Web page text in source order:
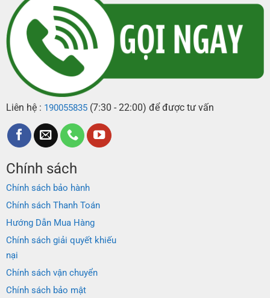
Liên hệ : 190055835(7:30 - 22:00) để được tư vấn
Chính sách
Chính sách bảo hành
Chính sách Thanh Toán
Hướng Dẫn Mua Hàng
Chính sách giải quyết khiếu
nại
Chính sách vận chuyển
Chính sách bảo mật